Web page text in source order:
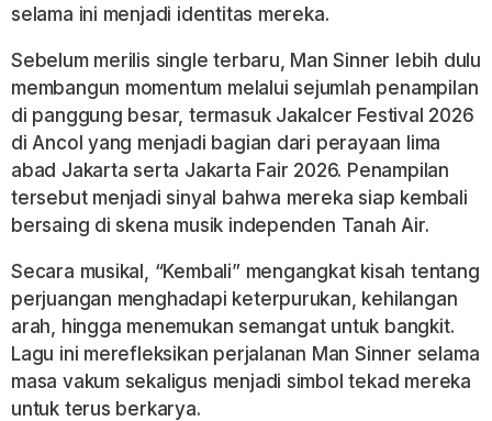
selama ini menjadi identitas mereka.
Sebelum merilis single terbaru, Man Sinner lebih dulu
membangun momentum melalui sejumlah penampilan
di panggung besar, termasuk Jakalcer Festival 2026
di Ancol yang menjadi bagian dari perayaan lima
abad Jakarta serta Jakarta Fair 2026. Penampilan
tersebut menjadi sinyal bahwa mereka siap kembali
bersaing di skena musik independen Tanah Air.
Secara musikal, “Kembali” mengangkat kisah tentang
perjuangan menghadapi keterpurukan, kehilangan
arah, hingga menemukan semangat untuk bangkit.
Lagu ini merefleksikan perjalanan Man Sinner selama
masa vakum sekaligus menjadi simbol tekad mereka
untuk terus berkarya.